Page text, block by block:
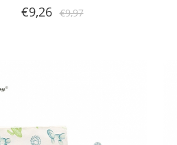
€9,26 €9,97